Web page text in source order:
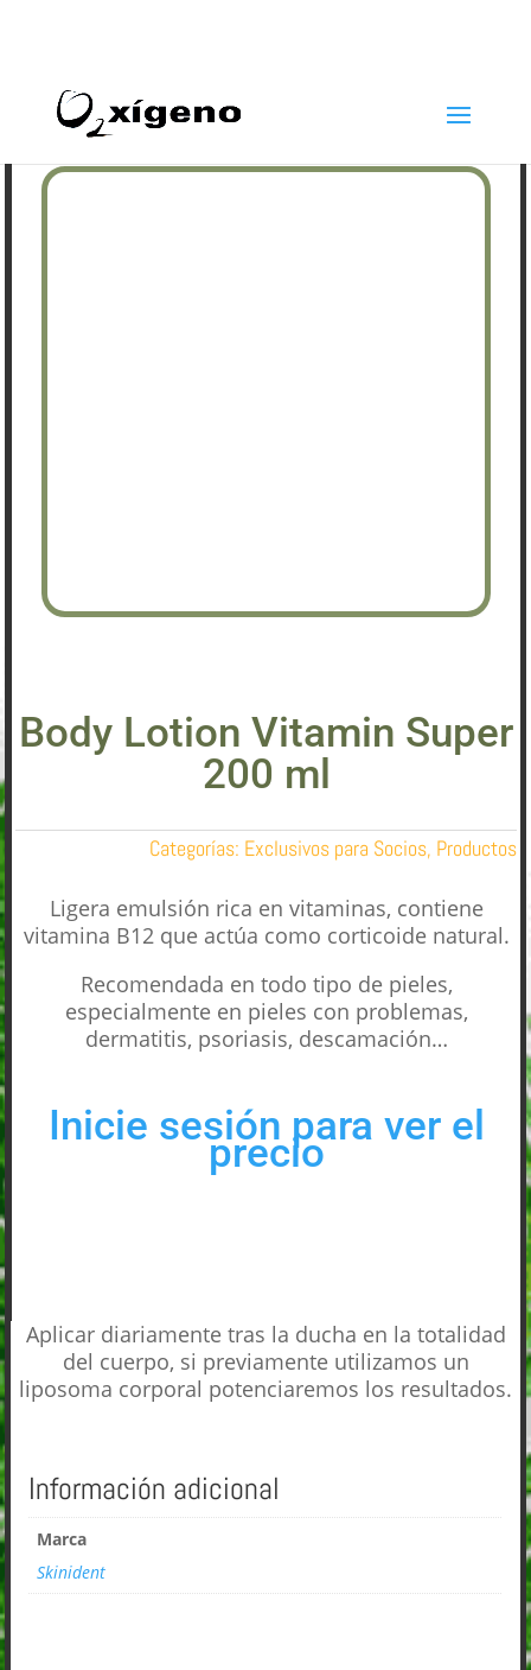
Body Lotion Vitamin Super
200 ml
Categorías: Exclusivos para Socios, Productos
Ligera emulsión rica en vitaminas, contiene
vitamina B12 que actúa como corticoide natural.
Recomendada en todo tipo de pieles,
especialmente en pieles con problemas,
dermatitis, psoriasis, descamación…
Inicie sesión para ver el
precio
Aplicar diariamente tras la ducha en la totalidad
del cuerpo, si previamente utilizamos un
liposoma corporal potenciaremos los resultados.
Información adicional
Marca
Skinident